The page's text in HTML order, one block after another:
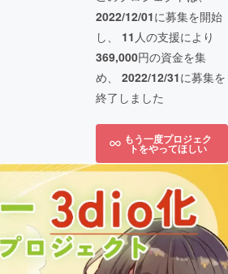
2022/12/01に募集を開始
し、 11 人の支援により
369,000円の資金を集
め、 2022/12/31に募集を
終了しました
もう一度プロジェク
トをやってほしい